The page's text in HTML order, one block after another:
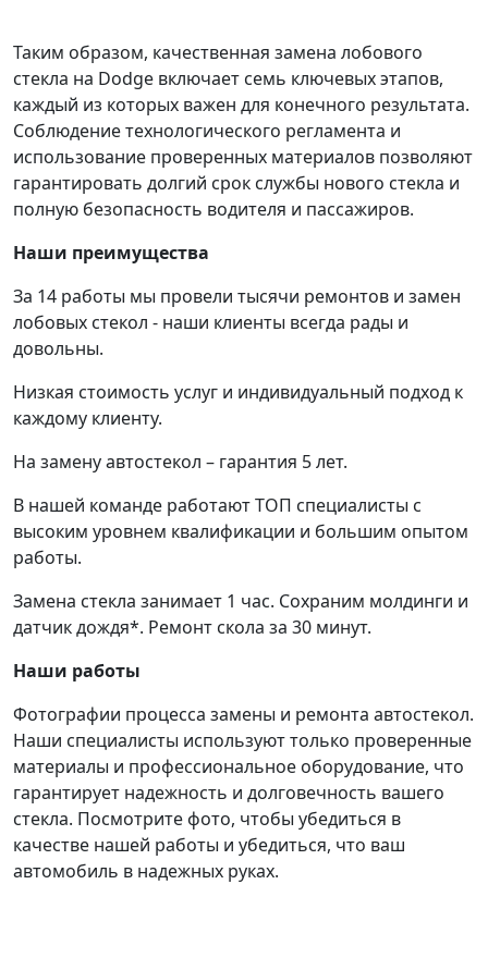
Таким образом, качественная замена лобового
стекла на Dodge включает семь ключевых этапов,
каждый из которых важен для конечного результата.
Соблюдение технологического регламента и
использование проверенных материалов позволяют
гарантировать долгий срок службы нового стекла и
полную безопасность водителя и пассажиров.
Наши преимущества
За 14 работы мы провели тысячи ремонтов и замен
лобовых стекол - наши клиенты всегда рады и
довольны.
Низкая стоимость услуг и индивидуальный подход к
каждому клиенту.
На замену автостекол – гарантия 5 лет.
В нашей команде работают ТОП специалисты с
высоким уровнем квалификации и большим опытом
работы.
Замена стекла занимает 1 час. Сохраним молдинги и
датчик дождя*. Ремонт скола за 30 минут.
Наши работы
Фотографии процесса замены и ремонта автостекол.
Наши специалисты используют только проверенные
материалы и профессиональное оборудование, что
гарантирует надежность и долговечность вашего
стекла. Посмотрите фото, чтобы убедиться в
качестве нашей работы и убедиться, что ваш
автомобиль в надежных руках.